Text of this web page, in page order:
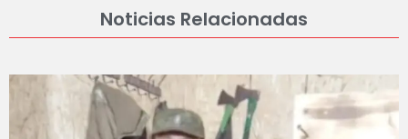
Noticias Relacionadas